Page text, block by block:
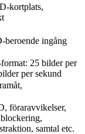
kortplats,
beroende ingång
25 bilder per
per sekund
föraravvikelser,
samtal etc.